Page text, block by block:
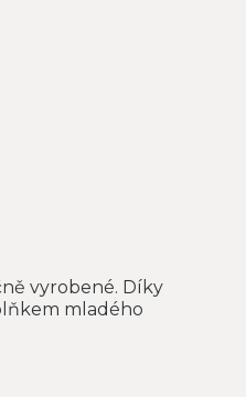
vyrobené. Díky
mladého